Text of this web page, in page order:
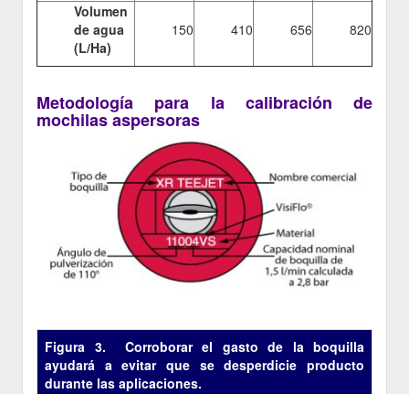
Volumen
de agua
(L/Ha)
150 410 656 820
Metodología para la calibración de
mochilas aspersoras
Figura 3. Corroborar el gasto de la boquilla
ayudará a evitar que se desperdicie producto
durante las aplicaciones.